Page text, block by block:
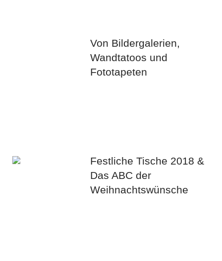
Von Bildergalerien,
Wandtatoos und
Fototapeten
Festliche Tische 2018 &
Das ABC der
Weihnachtswünsche